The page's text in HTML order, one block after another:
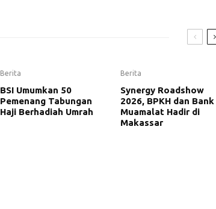
Berita
BSI Umumkan 50
Pemenang Tabungan
Haji Berhadiah Umrah
Berita
Synergy Roadshow
2026, BPKH dan Bank
Muamalat Hadir di
Makassar